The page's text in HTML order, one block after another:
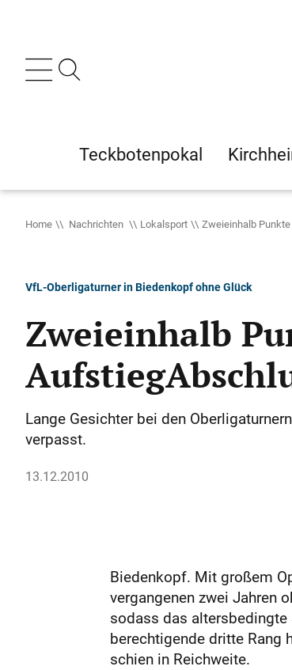
Teckbotenpokal
Home Nachrichten Lokalsport Zweieinhalb
VfL-Oberligaturner in Biedenkopf ohne Glück
Zweieinhalb
Lange Gesichter bei den
verpasst.
13.12.2010
Biedenkopf. Mit großem
vergangenen zwei Jahren
sodass das
berechtigende dritte Rang
schien in Reichweite.